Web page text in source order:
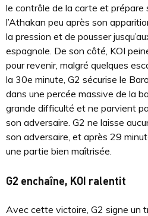
le contrôle de la carte et prépare
l’Athakan peu après son
la pression et de pousser
espagnole. De son côté, KOI
pour revenir, malgré quelques
la 30e minute, G2 sécurise le
dans une percée massive de la
grande difficulté et ne parvient
son adversaire. G2 ne laisse
son adversaire, et après 29
une partie bien maîtrisée.
G2 enchaîne, KOI ralentit
Avec cette victoire, G2 signe un